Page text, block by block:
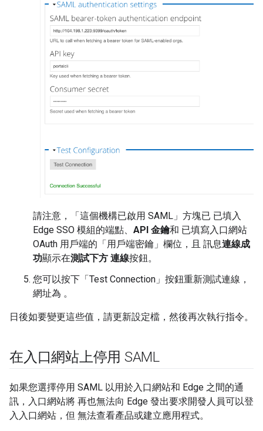
請注意，「這個機構已啟用 SAML」 方塊已 已填入
Edge SSO 模組的端點、 API 金鑰和 已填寫入口網站
OAuth 用戶端的「用戶端密鑰」 欄位，且 訊息連線成
功顯示在測試下方 連線按鈕。
您可以按下「Test Connection」 按鈕重新測試連線，
網址為 。
日後如要變更這些值，請更新設定檔，然後再次執行指令。
在入口網站上停用 SAML
如果您選擇停用 SAML 以用於入口網站和 Edge 之間的通
訊，入口網站將 再也無法向 Edge 發出要求開發人員可以登
入入口網站，但 無法查看產品或建立應用程式。